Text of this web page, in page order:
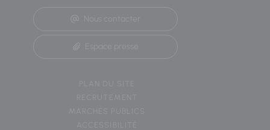
Nous contacter
Espace presse
PLAN DU SITE
RECRUTEMENT
MARCHÉS PUBLICS
ACCESSIBILITÉ